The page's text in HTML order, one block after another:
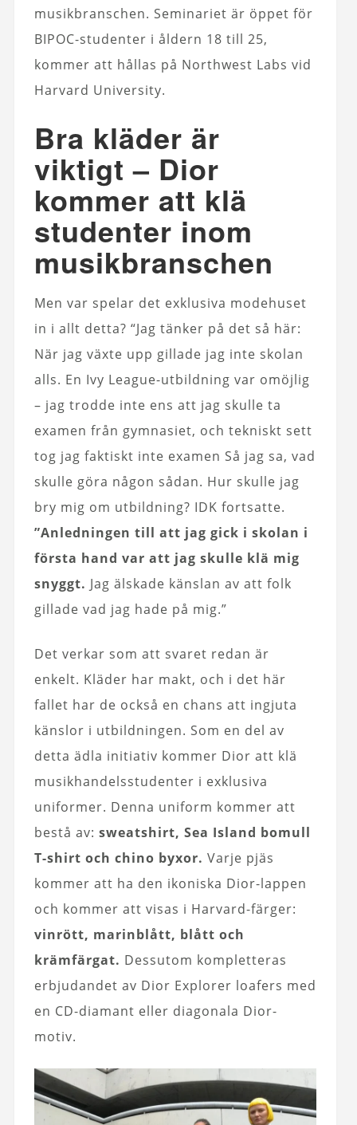
musikbranschen. Seminariet är öppet för
BIPOC-studenter i åldern 18 till 25,
kommer att hållas på Northwest Labs vid
Harvard University.
Bra kläder är
viktigt – Dior
kommer att klä
studenter inom
musikbranschen
Men var spelar det exklusiva modehuset
in i allt detta? “Jag tänker på det så här:
När jag växte upp gillade jag inte skolan
alls. En Ivy League-utbildning var omöjlig
– jag trodde inte ens att jag skulle ta
examen från gymnasiet, och tekniskt sett
tog jag faktiskt inte examen Så jag sa, vad
skulle göra någon sådan. Hur skulle jag
bry mig om utbildning? IDK fortsatte.
”Anledningen till att jag gick i skolan i
första hand var att jag skulle klä mig
snyggt. Jag älskade känslan av att folk
gillade vad jag hade på mig.”
Det verkar som att svaret redan är
enkelt. Kläder har makt, och i det här
fallet har de också en chans att ingjuta
känslor i utbildningen. Som en del av
detta ädla initiativ kommer Dior att klä
musikhandelsstudenter i exklusiva
uniformer. Denna uniform kommer att
bestå av: sweatshirt, Sea Island bomull
T-shirt och chino byxor. Varje pjäs
kommer att ha den ikoniska Dior-lappen
och kommer att visas i Harvard-färger:
vinrött, marinblått, blått och
krämfärgat. Dessutom kompletteras
erbjudandet av Dior Explorer loafers med
en CD-diamant eller diagonala Dior-
motiv.